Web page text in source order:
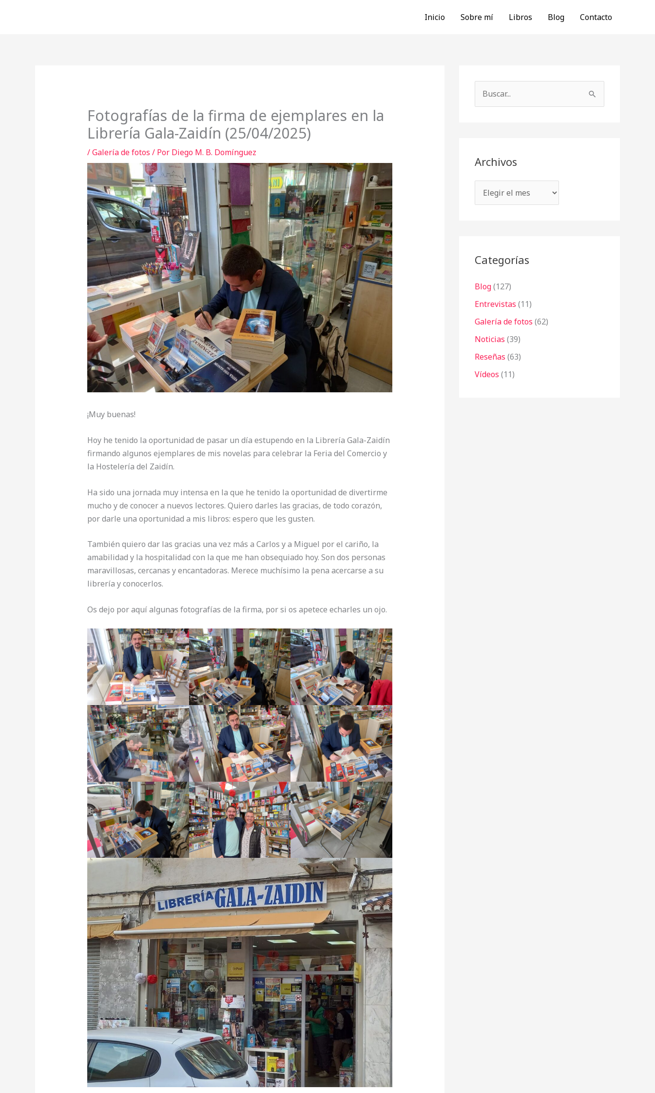
Inicio Sobre mí Libros Blog Contacto
Fotografías de la firma de ejemplares en la
Librería Gala-Zaidín (25/04/2025)
/Galería de fotos / Por Diego M. B. Domínguez
¡Muy buenas!
Hoy he tenido la oportunidad de pasar un día estupendo en la Librería Gala-Zaidín
firmando algunos ejemplares de mis novelas para celebrar la Feria del Comercio y
la Hostelería del Zaidín.
Ha sido una jornada muy intensa en la que he tenido la oportunidad de divertirme
mucho y de conocer a nuevos lectores. Quiero darles las gracias, de todo corazón,
por darle una oportunidad a mis libros: espero que les gusten.
También quiero dar las gracias una vez más a Carlos y a Miguel por el cariño, la
amabilidad y la hospitalidad con la que me han obsequiado hoy. Son dos personas
maravillosas, cercanas y encantadoras. Merece muchísimo la pena acercarse a su
librería y conocerlos.
Os dejo por aquí algunas fotografías de la firma, por si os apetece echarles un ojo.
a
o
Archivos
c
o
s
Categorías
Blog(127)
Entrevistas (11)
Galería de fotos (62)
Noticias (39)
Reseñas (63)
Vídeos (11)